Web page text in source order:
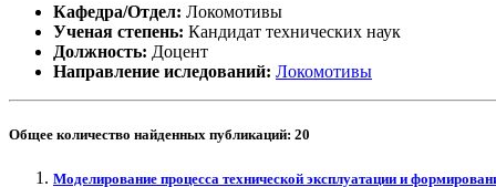
Кафедра/Отдел: Локомотивы
Ученая степень: Кандидат технических наук
Должность: Доцент
Направление иследований: Локомотивы
Общее количество найденных публикаций: 20
Моделирование процесса технической эксплуатации и